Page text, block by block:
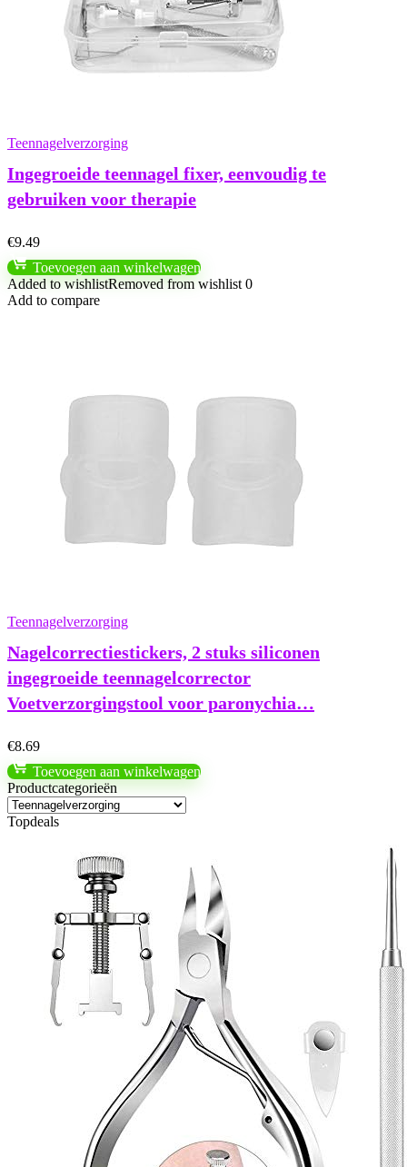
Teennagelverzorging
Ingegroeide teennagel fixer, eenvoudig te
gebruiken voor therapie
€9.49
Toevoegen aan winkelwagen
Added to wishlistRemoved from wishlist 0
Add to compare
Teennagelverzorging
Nagelcorrectiestickers, 2 stuks siliconen
ingegroeide teennagelcorrector
Voetverzorgingstool voor paronychia…
€8.69
Toevoegen aan winkelwagen
Productcategorieën
Topdeals